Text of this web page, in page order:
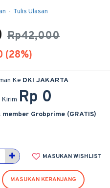
- Tulis Ulasan
Rp42,000
(28%)
Ke DKI JAKARTA
Kirim Rp 0
member Grobprime (GRATIS)
MASUKAN WISHLIST
MASUKAN KERANJANG